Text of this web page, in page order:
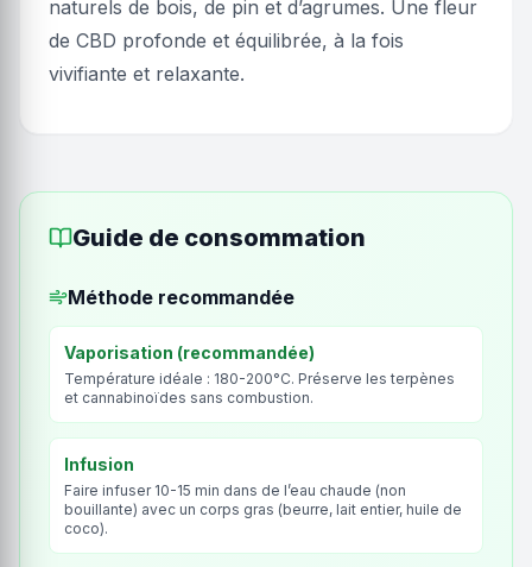
naturels de bois, de pin et d’agrumes. Une fleur
de CBD profonde et équilibrée, à la fois
vivifiante et relaxante.
Guide de consommation
Méthode recommandée
Vaporisation (recommandée)
Température idéale : 180-200°C. Préserve les terpènes
et cannabinoïdes sans combustion.
Infusion
Faire infuser 10-15 min dans de l’eau chaude (non
bouillante) avec un corps gras (beurre, lait entier, huile de
coco).